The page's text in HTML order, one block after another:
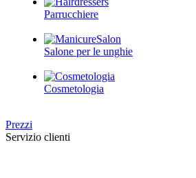
Parrucchiere
Salone per le unghie
Cosmetologia
Prezzi
Servizio clienti